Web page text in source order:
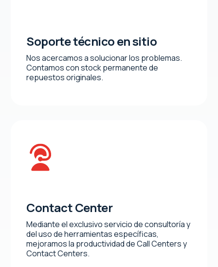
Soporte técnico en sitio
Nos acercamos a solucionar los problemas.
Contamos con stock permanente de
repuestos originales.
Contact Center
Mediante el exclusivo servicio de consultoría y
del uso de herramientas específicas,
mejoramos la productividad de Call Centers y
Contact Centers.